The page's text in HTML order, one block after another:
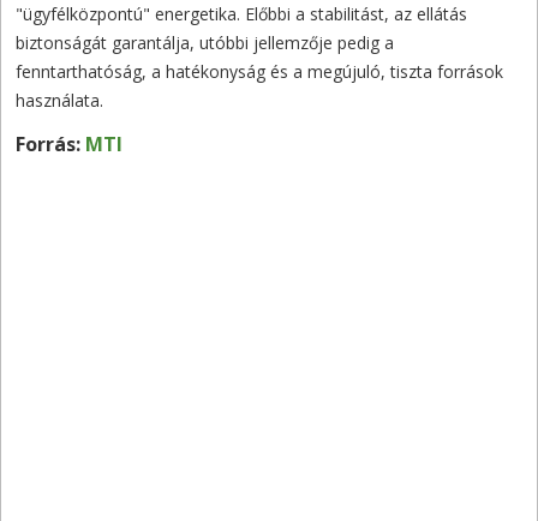
"ügyfélközpontú" energetika. Előbbi a stabilitást, az ellátás
biztonságát garantálja, utóbbi jellemzője pedig a
fenntarthatóság, a hatékonyság és a megújuló, tiszta források
használata.
Forrás: MTI